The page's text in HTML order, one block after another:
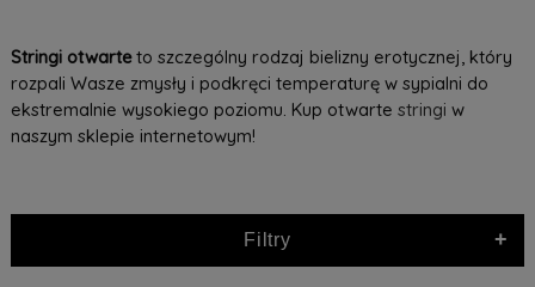
Stringi otwarteto szczególny rodzaj bielizny erotycznej, który
rozpali Wasze zmysły i podkręci temperaturę w sypialni do
ekstremalnie wysokiego poziomu. Kup otwarte stringi w
naszym sklepie internetowym!
Filtry +